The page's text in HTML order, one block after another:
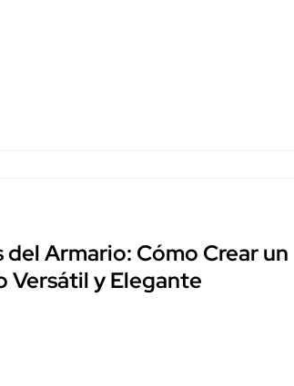
del Armario: Cómo Crear un
Versátil y Elegante